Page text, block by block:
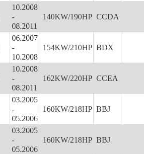
10.2008
-
08.2011
140KW/190HP CCDA
06.2007
-
10.2008
154KW/210HP BDX
10.2008
-
08.2011
162KW/220HP CCEA
03.2005
-
05.2006
160KW/218HP BBJ
03.2005
-
05.2006
160KW/218HP BBJ